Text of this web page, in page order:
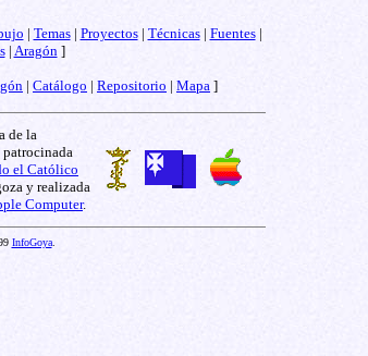
| Temas| Proyectos| Técnicas| Fuentes|
| Aragón]
| Catálogo | Repositorio | Mapa ]
de la
patrocinada
el Católico
y realizada
Computer.
InfoGoya.